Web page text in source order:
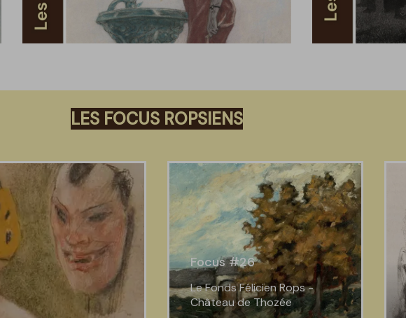
LES FOCUS ROPSIENS
Focus #26
Le Fonds Félicien Rops -
Château de Thozée